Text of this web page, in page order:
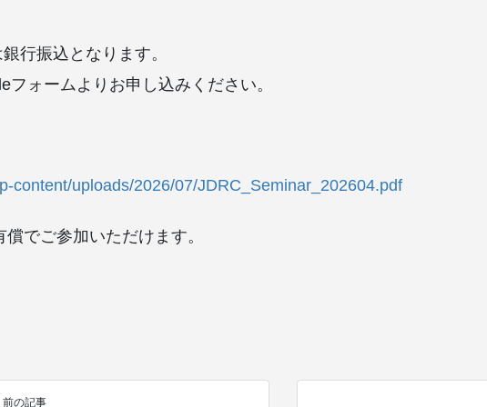
行振込となります。
ォームよりお申し込みください。
content/uploads/2026/07/JDRC_Seminar_202604.pdf
でご参加いただけます。
前の記事